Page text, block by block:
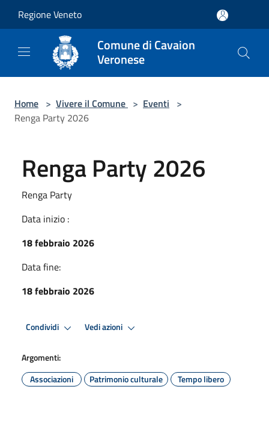
Regione Veneto
Comune di Cavaion
Veronese
Home > Vivere il Comune > Eventi >
Renga Party 2026
Renga Party 2026
Renga Party
Data inizio :
18 febbraio 2026
Data fine:
18 febbraio 2026
Condividi Vedi azioni
Argomenti:
Associazioni
Patrimonio culturale Tempo libero